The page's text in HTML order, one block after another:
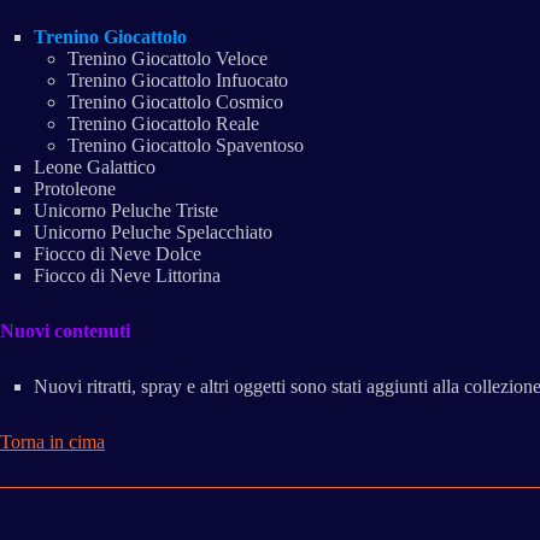
Trenino Giocattolo
Trenino Giocattolo Veloce
Trenino Giocattolo Infuocato
Trenino Giocattolo Cosmico
Trenino Giocattolo Reale
Trenino Giocattolo Spaventoso
Leone Galattico
Protoleone
Unicorno Peluche Triste
Unicorno Peluche Spelacchiato
Fiocco di Neve Dolce
Fiocco di Neve Littorina
Nuovi contenuti
Nuovi ritratti, spray e altri oggetti sono stati aggiunti alla
Torna in cima